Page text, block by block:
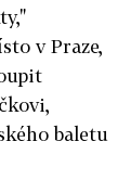
v Praze,
baletu